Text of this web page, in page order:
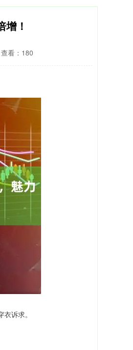
！
查看：180
诉求。